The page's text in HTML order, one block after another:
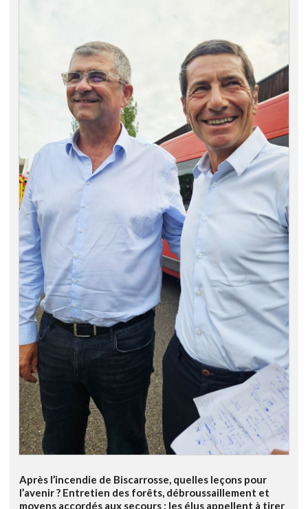
Après l’incendie de Biscarrosse, quelles leçons pour
l’avenir ? Entretien des forêts, débroussaillement et
moyens accordés aux secours : les élus appellent à tirer